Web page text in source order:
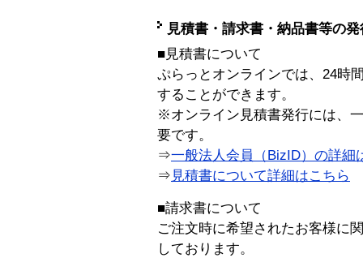
見積書・請求書・納品書等の
■見積書について
ぷらっとオンラインでは、24時
することができます。
※オンライン見積書発行には、
要です。
⇒一般法人会員（BizID）の詳細
⇒ 見積書について詳細はこちら
■請求書について
ご注文時に希望されたお客様に
しております。